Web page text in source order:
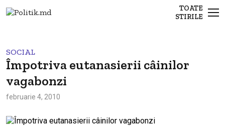
TOATE
STIRILE
SOCIAL
Împotriva eutanasierii câinilor
vagabonzi
februarie 4, 2010